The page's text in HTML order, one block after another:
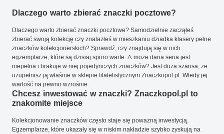
Dlaczego warto zbierać znaczki pocztowe?
Dlaczego warto zbierać znaczki pocztowe? Samodzielnie zacząłeś
zbierać swoją kolekcję czy znalazłeś w mieszkaniu dziadka klasery pełne
znaczków kolekcjonerskich? Sprawdź, czy znajdują się w nich
egzemplarze, które są dzisiaj sporo warte. A może dana seria jest
niepełna i brakuje w niej pojedynczych znaczków? Jest duża szansa, że
uzupełnisz ją właśnie w sklepie filatelistycznym Znaczkopol.pl. Wtedy jej
wartość na pewno wzrośnie.
Chcesz inwestować w znaczki? Znaczkopol.pl to
znakomite miejsce
Kolekcjonowanie znaczków często staje się poważną inwestycją.
Egzemplarze, które ukazały się w niskim nakładzie szybko zyskują na